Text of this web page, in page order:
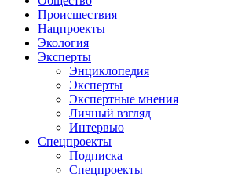
Происшествия
Нацпроекты
Экология
Эксперты
Энциклопедия
Эксперты
Экспертные мнения
Личный взгляд
Интервью
Спецпроекты
Подписка
Спецпроекты